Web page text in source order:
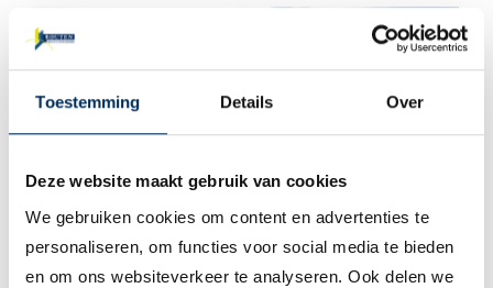
Toestemming Details Over
Deze website maakt gebruik van cookies
We gebruiken cookies om content en advertenties te
personaliseren, om functies voor social media te bieden
en om ons websiteverkeer te analyseren. Ook delen we